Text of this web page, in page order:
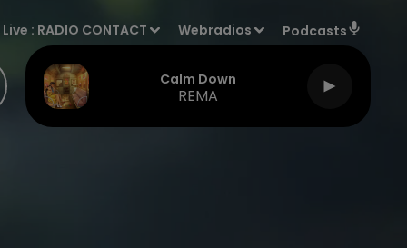
Live : RADIO CONTACT Webradios Podcasts
Calm Down
REMA